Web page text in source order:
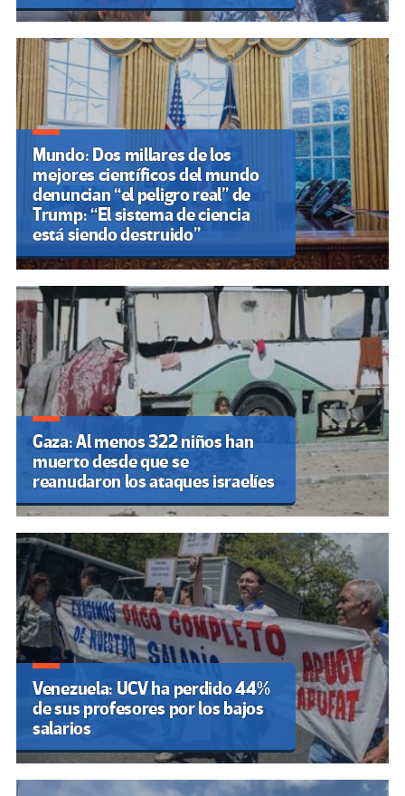
Mundo: Dos millares de los
mejores científicos del mundo
denuncian “el peligro real” de
Trump: “El sistema de ciencia
está siendo destruido”
Gaza: Al menos 322 niños han
muerto desde que se
reanudaron los ataques israelíes
Venezuela: UCV ha perdido 44%
de sus profesores por los bajos
salarios